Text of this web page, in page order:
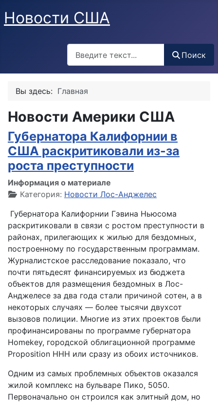
Новости США
Поиск
Вы здесь: Главная
Новости Америки США
Губернатора Калифорнии в
США раскритиковали из-за
роста преступности
Информация о материале
Категория: Новости Лос-Анджелес
Губернатора Калифорнии Гэвина Ньюсома
раскритиковали в связи с ростом преступности в
районах, прилегающих к жилью для бездомных,
построенному по государственным программам.
Журналистское расследование показало, что
почти пятьдесят финансируемых из бюджета
объектов для размещения бездомных в Лос-
Анджелесе за два года стали причиной сотен, а в
некоторых случаях — более тысячи двухсот
вызовов полиции. Многие из этих проектов были
профинансированы по программе губернатора
Homekey, городской облигационной программе
Proposition HHH или сразу из обоих источников.
Одним из самых проблемных объектов оказался
жилой комплекс на бульваре Пико, 5050.
Первоначально он строился как элитный дом, но